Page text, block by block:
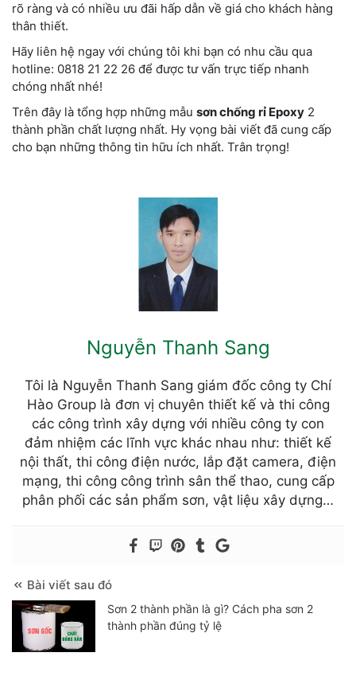
rõ ràng và có nhiều ưu đãi hấp dẫn về giá cho khách hàng
thân thiết.
Hãy liên hệ ngay với chúng tôi khi bạn có nhu cầu qua
hotline: 0818 21 22 26 để được tư vấn trực tiếp nhanh
chóng nhất nhé!
Trên đây là tổng hợp những mẫu sơn chống rỉ Epoxy 2
thành phần chất lượng nhất. Hy vọng bài viết đã cung cấp
cho bạn những thông tin hữu ích nhất. Trân trọng!
Nguyễn Thanh Sang
Tôi là Nguyễn Thanh Sang giám đốc công ty Chí
Hào Group là đơn vị chuyên thiết kế và thi công
các công trình xây dựng với nhiều công ty con
đảm nhiệm các lĩnh vực khác nhau như: thiết kế
nội thất, thi công điện nước, lắp đặt camera, điện
mạng, thi công công trình sân thể thao, cung cấp
phân phối các sản phẩm sơn, vật liệu xây dựng…
Bài viết sau đó
Sơn 2 thành phần là gì? Cách pha sơn 2
thành phần đúng tỷ lệ